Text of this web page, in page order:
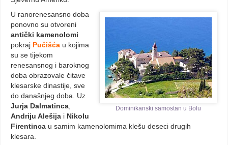
Dominikanski samostan u Bolu
U ranorenesansno doba
ponovno su otvoreni
antički kamenolomi
pokraj Pučišća u kojima
su se tijekom
renesansnog i baroknog
doba obrazovale čitave
klesarske dinastije, sve
do današnjeg doba. Uz
Jurja Dalmatinca
Andriju Alešija i Nikolu
Firentinca u samim kamenolomima klešu deseci drugih
klesara.